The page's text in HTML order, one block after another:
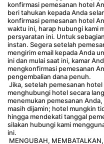
konfirmasi pemesanan hotel
beri tahukan kepada Anda
konfirmasi pemesanan hotel
waktu ini, harap hubungi kami
persyaratan ini. Untuk
instan. Segera setelah
mengirim email kepada Anda
ini dan mulai saat ini, kamar
mengkonfirmasi pemesanan
pengembalian dana penuh.
menghubungi hotel secara
menemukan pemesanan
masih dijamin; hotel mungkin
hingga mendekati tanggal
silakan hubungi kami
ini.